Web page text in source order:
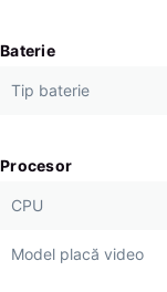
Baterie
Tip baterie
Procesor
CPU
Model placă video